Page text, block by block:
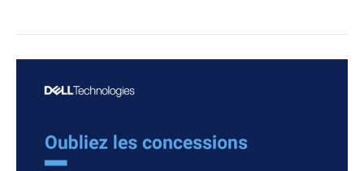
étapes
productivité